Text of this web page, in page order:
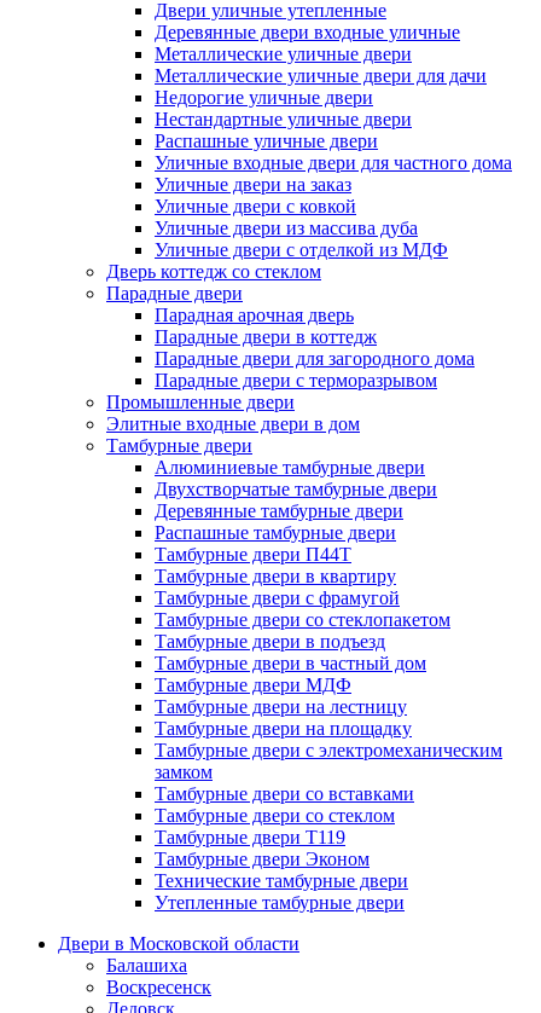
Двери уличные утепленные
Деревянные двери входные уличные
Металлические уличные двери
Металлические уличные двери для дачи
Недорогие уличные двери
Нестандартные уличные двери
Распашные уличные двери
Уличные входные двери для частного дома
Уличные двери на заказ
Уличные двери с ковкой
Уличные двери из массива дуба
Уличные двери с отделкой из МДФ
Дверь коттедж со стеклом
Парадные двери
Парадная арочная дверь
Парадные двери в коттедж
Парадные двери для загородного дома
Парадные двери с терморазрывом
Промышленные двери
Элитные входные двери в дом
Тамбурные двери
Алюминиевые тамбурные двери
Двухстворчатые тамбурные двери
Деревянные тамбурные двери
Распашные тамбурные двери
Тамбурные двери П44Т
Тамбурные двери в квартиру
Тамбурные двери с фрамугой
Тамбурные двери со стеклопакетом
Тамбурные двери в подъезд
Тамбурные двери в частный дом
Тамбурные двери МДФ
Тамбурные двери на лестницу
Тамбурные двери на площадку
Тамбурные двери с электромеханическим
замком
Тамбурные двери со вставками
Тамбурные двери со стеклом
Тамбурные двери Т119
Тамбурные двери Эконом
Технические тамбурные двери
Утепленные тамбурные двери
Двери в Московской области
Балашиха
Воскресенск
Дедовск